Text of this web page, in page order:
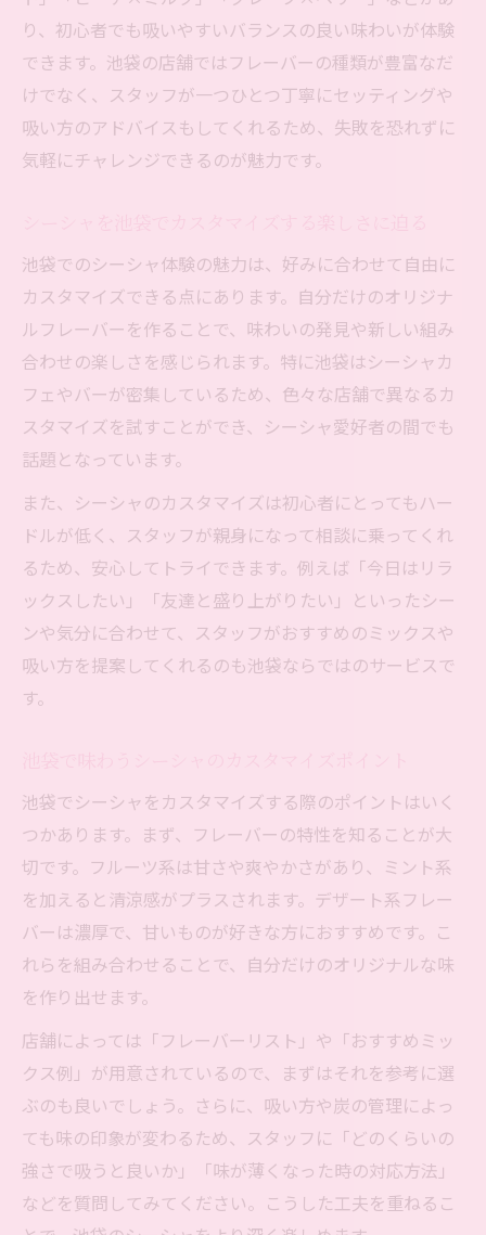
り、初心者でも吸いやすいバランスの良い味わいが体験
できます。池袋の店舗ではフレーバーの種類が豊富なだ
けでなく、スタッフが一つひとつ丁寧にセッティングや
吸い方のアドバイスもしてくれるため、失敗を恐れずに
気軽にチャレンジできるのが魅力です。
池袋でのシーシャ体験の魅力は、好みに合わせて自由に
カスタマイズできる点にあります。自分だけのオリジナ
ルフレーバーを作ることで、味わいの発見や新しい組み
合わせの楽しさを感じられます。特に池袋はシーシャカ
フェやバーが密集しているため、色々な店舗で異なるカ
スタマイズを試すことができ、シーシャ愛好者の間でも
話題となっています。
また、シーシャのカスタマイズは初心者にとってもハー
ドルが低く、スタッフが親身になって相談に乗ってくれ
るため、安心してトライできます。例えば「今日はリラ
ックスしたい」「友達と盛り上がりたい」といったシー
ンや気分に合わせて、スタッフがおすすめのミックスや
吸い方を提案してくれるのも池袋ならではのサービスで
す。
池袋でシーシャをカスタマイズする際のポイントはいく
つかあります。まず、フレーバーの特性を知ることが大
切です。フルーツ系は甘さや爽やかさがあり、ミント系
を加えると清涼感がプラスされます。デザート系フレー
バーは濃厚で、甘いものが好きな方におすすめです。こ
れらを組み合わせることで、自分だけのオリジナルな味
を作り出せます。
店舗によっては「フレーバーリスト」や「おすすめミッ
クス例」が用意されているので、まずはそれを参考に選
ぶのも良いでしょう。さらに、吸い方や炭の管理によっ
ても味の印象が変わるため、スタッフに「どのくらいの
強さで吸うと良いか」「味が薄くなった時の対応方法」
などを質問してみてください。こうした工夫を重ねるこ